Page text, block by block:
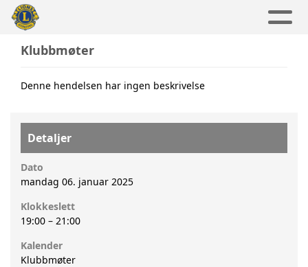
Klubbmøter
Denne hendelsen har ingen beskrivelse
Detaljer
Dato
mandag 06. januar 2025
Klokkeslett
19:00 – 21:00
Kalender
Klubbmøter